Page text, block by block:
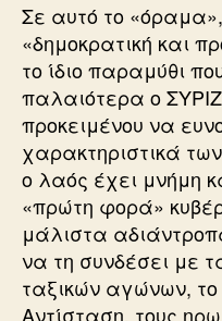
Σε αυτό το
«δημοκρατική και
το ίδιο παραμύθι
παλαιότερα ο
προκειμένου να
χαρακτηριστικά
ο λαός έχει μνήμη
«πρώτη φορά»
μάλιστα
να τη συνδέσει με
ταξικών αγώνων, το
Αντίσταση, τους